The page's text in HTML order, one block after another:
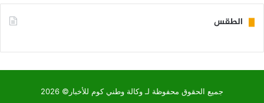
الطقس
جميع الحقوق محفوظة لـ وكالة وطني كوم للأخبار© 2026